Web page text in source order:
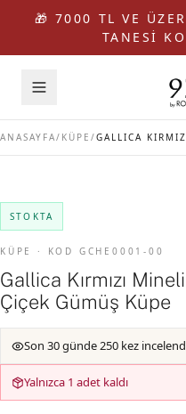
🎁 7000 TL VE
TANESİ
ANASAYFA/ KÜPE /
STOKTA
KÜPE · KOD GCHE0001-00
Gallica Kırmızı
Çiçek Gümüş Küpe
Son 30 günde 250 kez
Yalnızca 1 adet kaldı